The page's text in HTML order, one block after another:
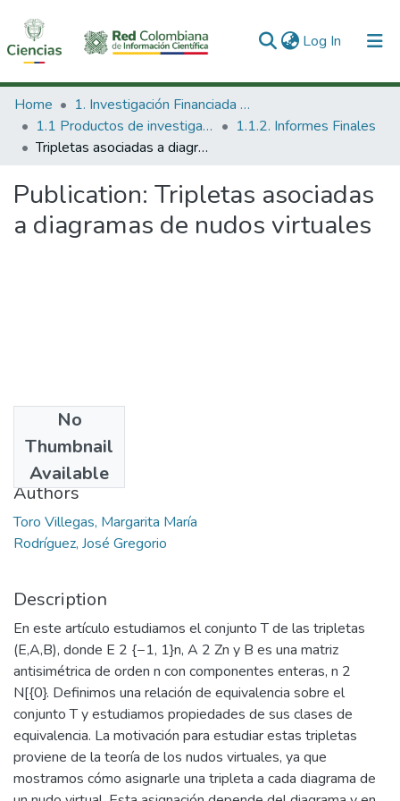
Log In (current)
Communities & Collections
All of DSpace
Home
1. Investigación Financiada con Recursos Públicos
1.1 Productos de investigación
1.1.2. Informes Finales
Tripletas asociadas a diagramas de nudos virtuales
Publication: Tripletas asociadas
a diagramas de nudos virtuales
No
Thumbnail
Available
2011
Authors
Toro Villegas, Margarita María
Rodríguez, José Gregorio
Description
En este artículo estudiamos el conjunto T de las tripletas
(E,A,B), donde E 2 {−1, 1}n, A 2 Zn y B es una matriz
antisimétrica de orden n con componentes enteras, n 2
N[{0}. Definimos una relación de equivalencia sobre el
conjunto T y estudiamos propiedades de sus clases de
equivalencia. La motivación para estudiar estas tripletas
proviene de la teoría de los nudos virtuales, ya que
mostramos cómo asignarle una tripleta a cada diagrama de